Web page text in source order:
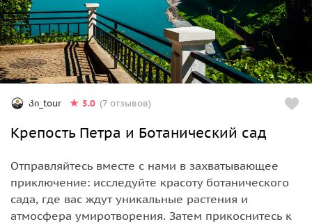
Კი_tour 5.0 (7 отзывов)
Крепость Петра и Ботанический сад
Отправляйтесь вместе с нами в захватывающее
приключение: исследуйте красоту ботанического
сада, где вас ждут уникальные растения и
атмосфера умиротворения. Затем прикоснитесь к